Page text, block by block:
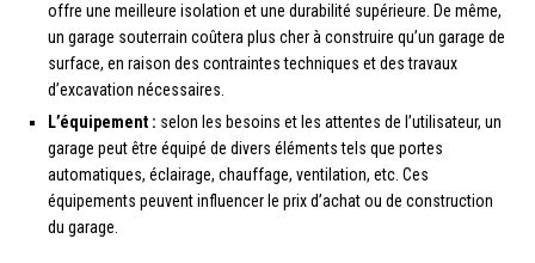
offre une meilleure isolation et une durabilité supérieure. De même,
un garage souterrain coûtera plus cher à construire qu’un garage de
surface, en raison des contraintes techniques et des travaux
d’excavation nécessaires.
L’équipement : selon les besoins et les attentes de l’utilisateur, un
garage peut être équipé de divers éléments tels que portes
automatiques, éclairage, chauffage, ventilation, etc. Ces
équipements peuvent influencer le prix d’achat ou de construction
du garage.